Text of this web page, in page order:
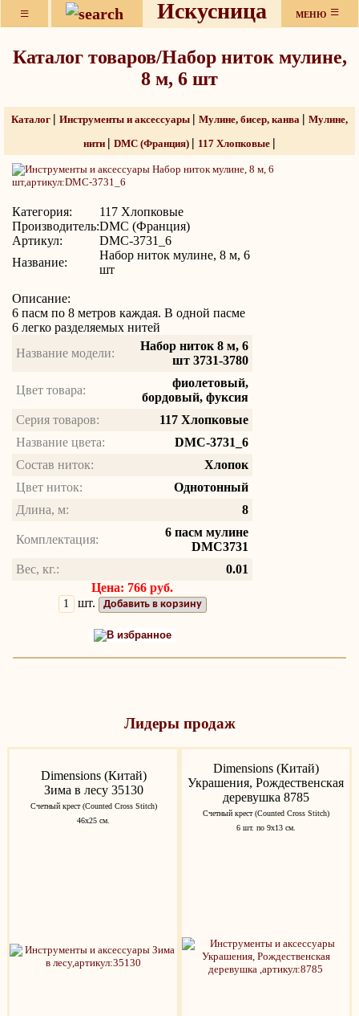
≡ Искусница МЕНЮ ≡
Каталог товаров/Набор ниток мулине,
8 м, 6 шт
Каталог | Инструменты и аксессуары | Мулине, бисер, канва | Мулине,
нити | DMC (Франция) | 117 Хлопковые |
Категория:
117 Хлопковые
Производитель:DMC (Франция)
Артикул:
DMC-3731_6
Название:
Набор ниток мулине, 8 м, 6
шт
Описание:
6 пасм по 8 метров каждая. В одной пасме
6 легко разделяемых нитей
Название модели:
Набор ниток 8 м, 6
шт 3731-3780
Цвет товара:
фиолетовый,
бордовый, фуксия
Серия товаров:
117 Хлопковые
Название цвета:
DMC-3731_6
Состав ниток:
Хлопок
Цвет ниток:
Однотонный
Длина, м:
8
Комплектация:
6 пасм мулине
DMC3731
Вес, кг.:
0.01
Цена: 766 руб.
шт.
Добавить в корзину
В избранное
Лидеры продаж
Dimensions (Китай)
Зима в лесу 35130
Счетный крест (Counted Cross Stitch)
46x25 см.
Dimensions (Китай)
Украшения, Рождественская
деревушка 8785
Счетный крест (Counted Cross Stitch)
6 шт. по 9х13 см.